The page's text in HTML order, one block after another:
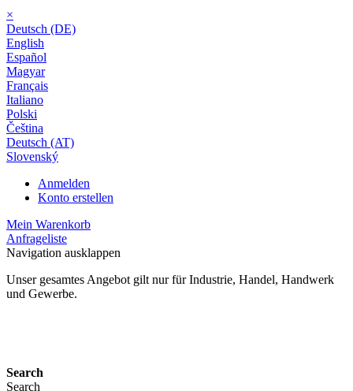
×
Deutsch (DE)
English
Español
Magyar
Français
Italiano
Polski
Čeština
Deutsch (AT)
Slovenský
Anmelden
Konto erstellen
Mein Warenkorb
Anfrageliste
Navigation ausklappen
Unser gesamtes Angebot gilt nur für Industrie, Handel, Handwerk
und Gewerbe.
Search
Search